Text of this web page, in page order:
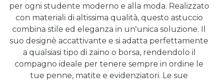
per ogni studente moderno e alla moda. Realizzato
con materiali di altissima qualità, questo astuccio
combina stile ed eleganza in un'unica soluzione. Il
suo designè accattivante e si adatta perfettamente
a qualsiasi tipo di zaino o borsa, rendendolo il
compagno ideale per tenere sempre in ordine le
tue penne, matite e evidenziatori. Le sue